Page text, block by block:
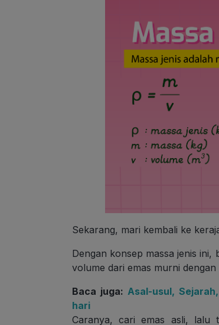
Sekarang, mari kembali ke
Dengan konsep massa jenis
volume dari emas murni
Baca juga: Asal-usul,
hari
Caranya, cari emas asli, lalu